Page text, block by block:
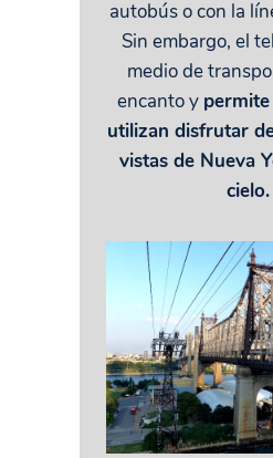
autobús o con la
Sin embargo, el
medio de
encanto y
utilizan disfrutar
vistas de Nueva
cielo.